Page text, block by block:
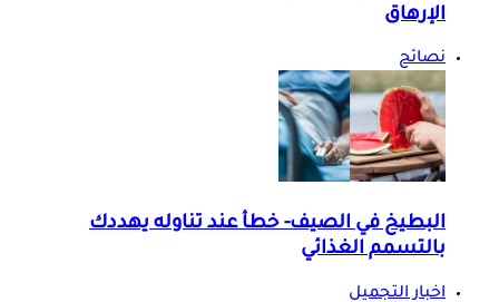
الإرهاق
نصائح
البطيخ في الصيف- خطأ عند تناوله يهددك
بالتسمم الغذائي
اخبار التجميل